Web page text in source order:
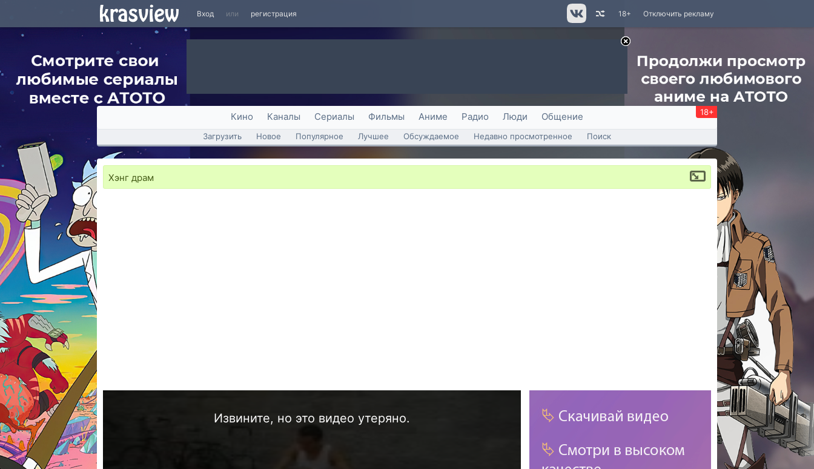
Вход или регистрация Отключить рекламу
18+
Кино Каналы Сериалы Фильмы Аниме Радио Люди Общение 18+
Загрузить Новое Популярное Лучшее Обсуждаемое Недавно просмотренное Поиск
Хэнг драм
Извините, но это видео утеряно.